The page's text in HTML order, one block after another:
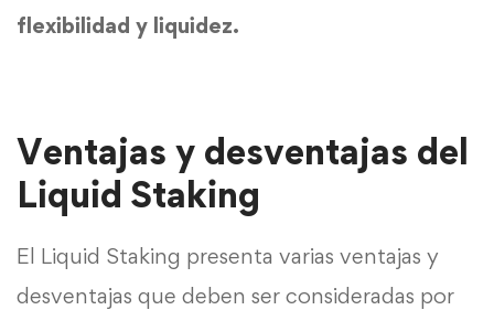
flexibilidad y liquidez.
Ventajas y desventajas del
Liquid Staking
El Liquid Staking presenta varias ventajas y
desventajas que deben ser consideradas por